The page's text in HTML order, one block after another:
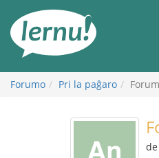
enhavo
Forumo Pri la paĝaro
de